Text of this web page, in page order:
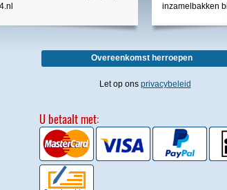
inzamelbakken
Overeenkomst herroepen
Let op ons privacybeleid
U betaalt met: